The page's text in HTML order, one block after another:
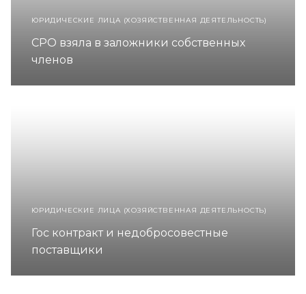
ЮРИДИЧЕСКИЕ ЛИЦА (ХОЗЯЙСТВЕННАЯ ДЕЯТЕЛЬНОСТЬ)
СРО взяла в заложники собственных
членов
ЮРИДИЧЕСКИЕ ЛИЦА (ХОЗЯЙСТВЕННАЯ ДЕЯТЕЛЬНОСТЬ)
Гос контракт и недобросовестные
поставщики